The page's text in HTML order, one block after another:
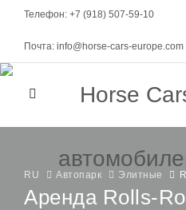
Телефон: +7 (918) 507-59-10
Почта: info@horse-cars-europe.com
ГОРОДА
RU Автопарк Элитные
Аренда Rolls-